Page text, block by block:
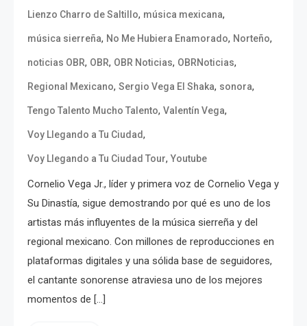
Lienzo Charro de Saltillo, música mexicana,
música sierreña, No Me Hubiera Enamorado, Norteño,
noticias OBR, OBR, OBR Noticias, OBRNoticias,
Regional Mexicano, Sergio Vega El Shaka, sonora,
Tengo Talento Mucho Talento, Valentín Vega,
Voy Llegando a Tu Ciudad,
Voy Llegando a Tu Ciudad Tour, Youtube
Cornelio Vega Jr., líder y primera voz de Cornelio Vega y
Su Dinastía, sigue demostrando por qué es uno de los
artistas más influyentes de la música sierreña y del
regional mexicano. Con millones de reproducciones en
plataformas digitales y una sólida base de seguidores,
el cantante sonorense atraviesa uno de los mejores
momentos de […]